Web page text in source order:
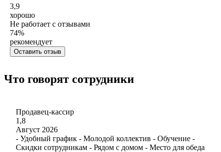
3,9
хорошо
Не работает с отзывами
74%
рекомендует
Оставить отзыв
Что говорят сотрудники
Продавец-кассир
1,8
Август 2026
- Удобный график - Молодой коллектив - Обучение -
Скидки сотрудникам - Рядом с домом - Место для обеда